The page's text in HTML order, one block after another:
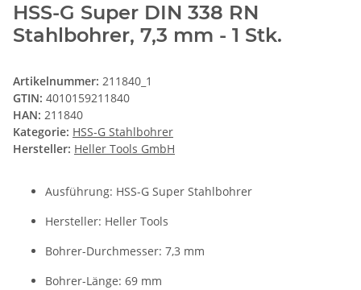
HSS-G Super DIN 338 RN
Stahlbohrer, 7,3 mm - 1 Stk.
Artikelnummer: 211840_1
GTIN: 4010159211840
HAN: 211840
Kategorie: HSS-G Stahlbohrer
Hersteller: Heller Tools GmbH
Ausführung: HSS-G Super Stahlbohrer
Hersteller: Heller Tools
Bohrer-Durchmesser: 7,3 mm
Bohrer-Länge: 69 mm